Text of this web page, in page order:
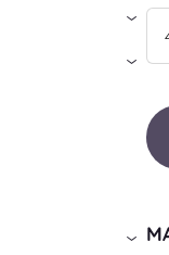
›
›
›